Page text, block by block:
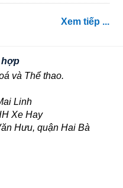
Xem tiếp ...
hợp
và Thể thao.
Linh
Xe Hay
Hưu, quận Hai Bà